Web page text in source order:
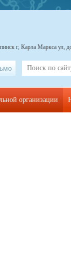
г, Карла Маркса ул,
организации